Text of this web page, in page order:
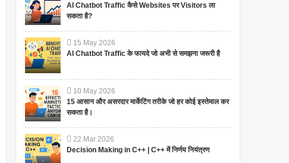
AI Chatbot Traffic कैसे Websites पर Visitors ला
सकता है?
15 May 2026
AI Chatbot Traffic के फायदे जो अभी से समझना जरूरी है
10 May 2026
15 आसान और असरदार मार्केटिंग तरीके जो हर कोई इस्तेमाल कर
सकता है।
22 Mar 2026
Decision Making in C++ | C++ में निर्णय नियंत्रण